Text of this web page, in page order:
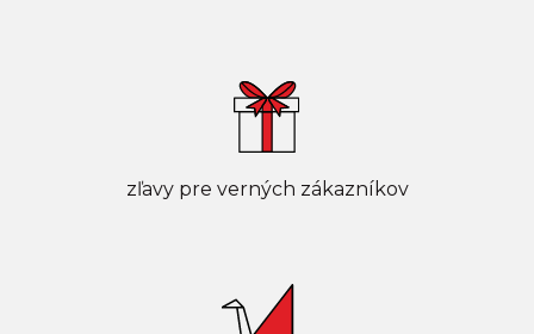
zľavy pre verných zákazníkov